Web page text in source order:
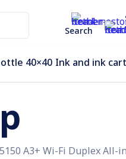
Search
Ink and ink
A3+ Wi-Fi Duplex